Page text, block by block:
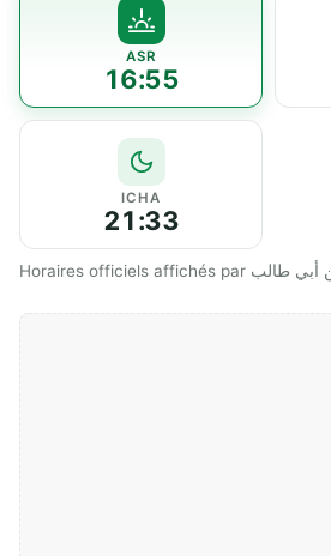
ASR
16:55
ICHA
21:33